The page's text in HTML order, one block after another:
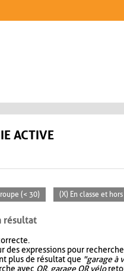
ACTIVE
(< 30) (X) En classe et
résultat
des expressions pour
plus de résultat que "garage à
avec OR. garage OR vélo